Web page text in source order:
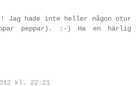
Jag hade inte heller någon otur
peppar). :-) Ha en härlig
kl. 22:21